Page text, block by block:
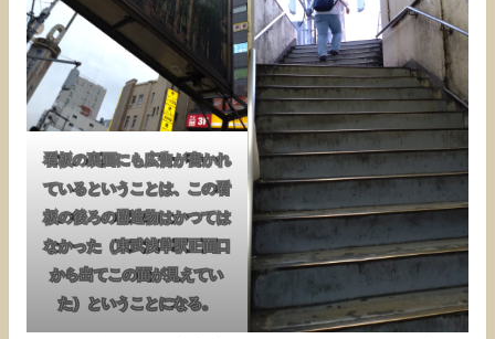
看板の裏面にも広告が書かれ
ているということは、この看
板の後ろの構造物はかつては
なかった（東武浅草駅正面口
から出てこの面が見えてい
た）ということになる。